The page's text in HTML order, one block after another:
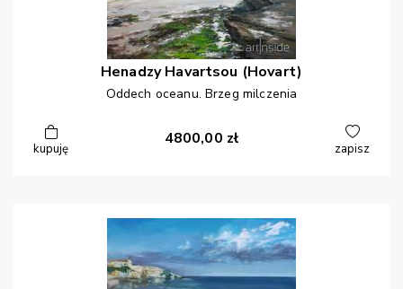
Henadzy Havartsou (Hovart)
Oddech oceanu. Brzeg milczenia
kupuję
4800,00 zł
zapisz